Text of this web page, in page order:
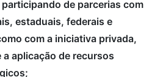
de parcerias com
estaduais, federais e
com a iniciativa privada,
aplicação de recursos